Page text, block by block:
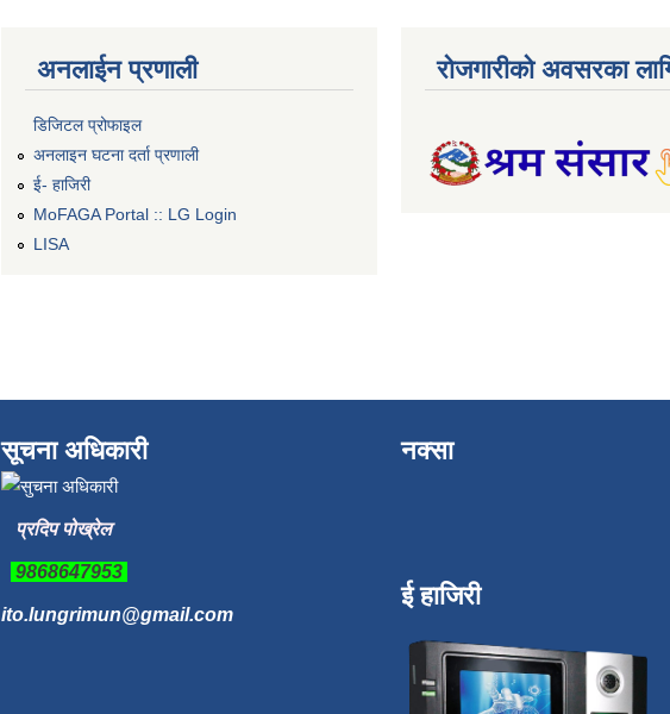
अनलाईन प्रणाली
डिजिटल प्रोफाइल
अनलाइन घटना दर्ता प्रणाली
ई- हाजिरी
MoFAGA Portal :: LG Login
LISA
रोजगारीको अवसरका
सूचना अधिकारी
प्रदिप पोख्रेल
9868647953
ito.lungrimun@gmail.com
नक्सा
ई हाजिरी